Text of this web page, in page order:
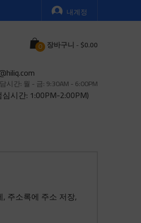
내계정
장바구니 -Cart
시간: 월 - 금: 9:30AM - 6:00PM
심시간: 1:00PM-2:00PM)
주소록에 주소 저장,